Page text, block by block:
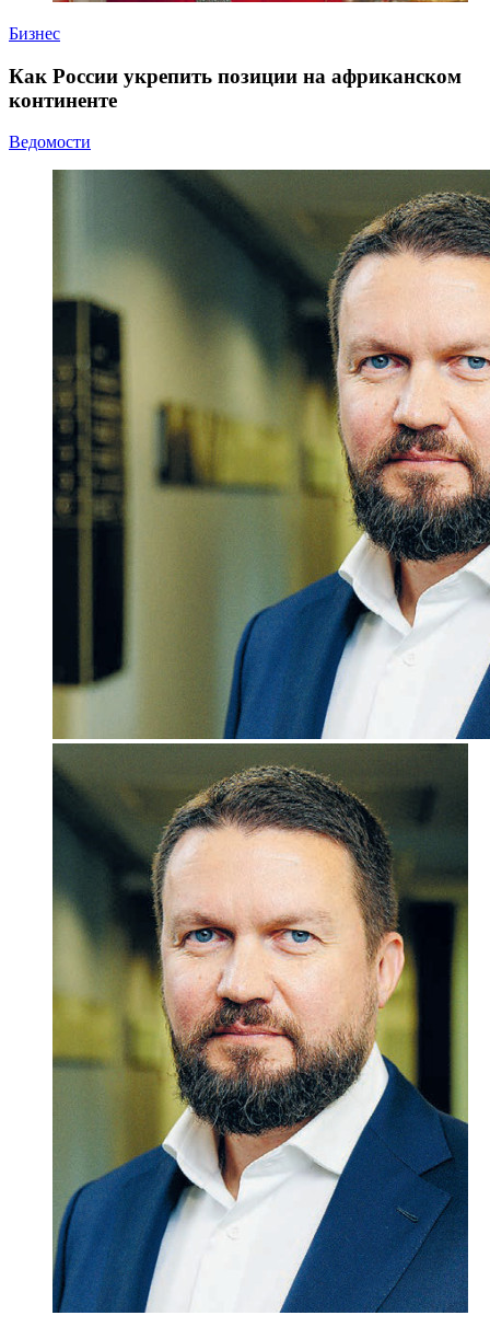
Бизнес
Как России укрепить позиции на африканском
континенте
Ведомости